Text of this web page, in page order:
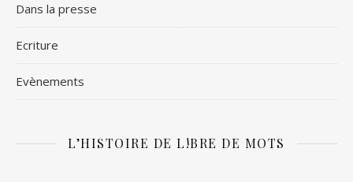
Dans la presse
Ecriture
Evènements
L’HISTOIRE DE L!BRE DE MOTS